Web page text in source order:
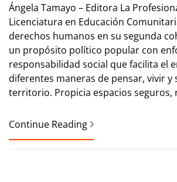
Ángela Tamayo – Editora La
Licenciatura en Educación
derechos humanos en su segunda
un propósito político popular con
responsabilidad social que facilita el
diferentes maneras de pensar, vivir y
territorio. Propicia espacios seguros,
Continue Reading